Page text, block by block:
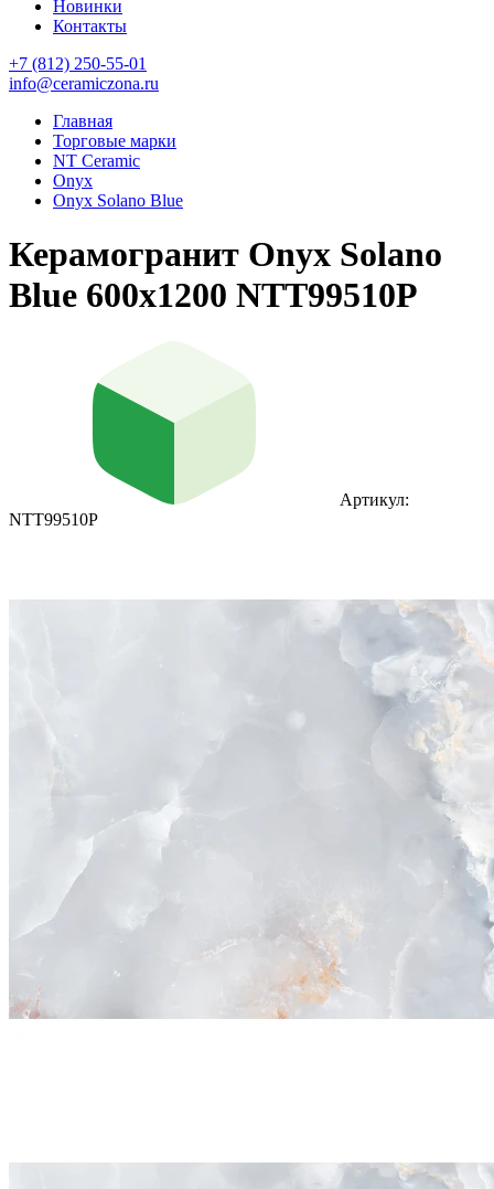
Новинки
Контакты
+7 (812) 250-55-01
info@ceramiczona.ru
Главная
Торговые марки
NT Ceramic
Onyx
Onyx Solano Blue
Керамогранит Onyx Solano
Blue 600x1200 NTT99510P
Артикул:
NTT99510P